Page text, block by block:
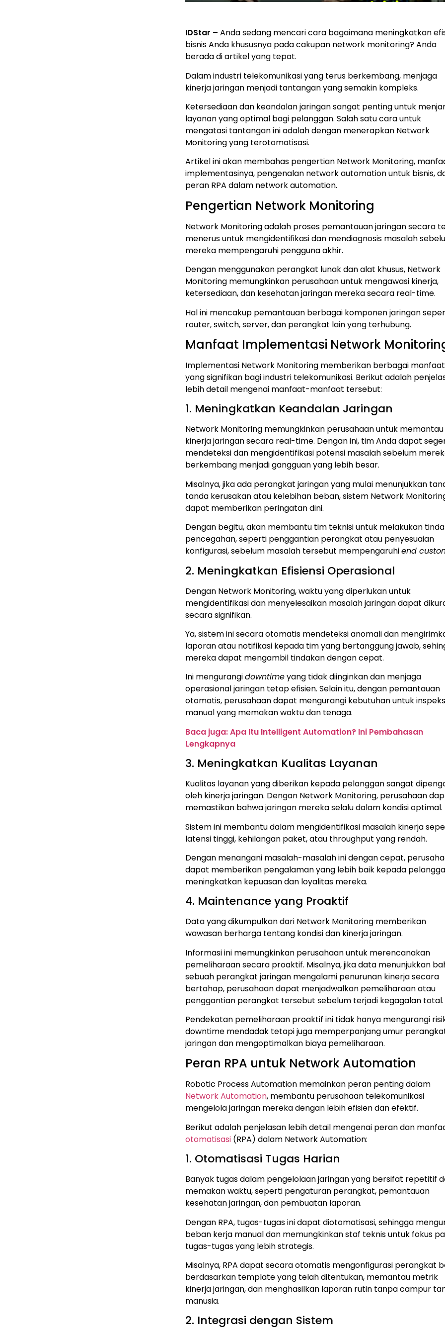
IDStar – Anda sedang mencari cara bagaimana meningkatkan
bisnis Anda khususnya pada cakupan network monitoring? Anda
berada di artikel yang tepat.
Dalam industri telekomunikasi yang terus berkembang, menjaga
kinerja jaringan menjadi tantangan yang semakin kompleks.
Ketersediaan dan keandalan jaringan sangat penting untuk
layanan yang optimal bagi pelanggan. Salah satu cara untuk
mengatasi tantangan ini adalah dengan menerapkan Network
Monitoring yang terotomatisasi.
Artikel ini akan membahas pengertian Network Monitoring,
implementasinya, pengenalan network automation untuk bisnis,
peran RPA dalam network automation.
Pengertian Network Monitoring
Network Monitoring adalah proses pemantauan jaringan secara
menerus untuk mengidentifikasi dan mendiagnosis masalah
mereka mempengaruhi pengguna akhir.
Dengan menggunakan perangkat lunak dan alat khusus, Network
Monitoring memungkinkan perusahaan untuk mengawasi kinerja,
ketersediaan, dan kesehatan jaringan mereka secara real-time.
Hal ini mencakup pemantauan berbagai komponen jaringan
router, switch, server, dan perangkat lain yang terhubung.
Manfaat Implementasi Network
Implementasi Network Monitoring memberikan berbagai manfaat
yang signifikan bagi industri telekomunikasi. Berikut adalah
lebih detail mengenai manfaat-manfaat tersebut:
1. Meningkatkan Keandalan Jaringan
Network Monitoring memungkinkan perusahaan untuk memantau
kinerja jaringan secara real-time. Dengan ini, tim Anda dapat
mendeteksi dan mengidentifikasi potensi masalah sebelum
berkembang menjadi gangguan yang lebih besar.
Misalnya, jika ada perangkat jaringan yang mulai menunjukkan
tanda kerusakan atau kelebihan beban, sistem Network
dapat memberikan peringatan dini.
Dengan begitu, akan membantu tim teknisi untuk melakukan
pencegahan, seperti penggantian perangkat atau penyesuaian
konfigurasi, sebelum masalah tersebut mempengaruhiend
2. Meningkatkan Efisiensi Operasional
Dengan Network Monitoring, waktu yang diperlukan untuk
mengidentifikasi dan menyelesaikan masalah jaringan dapat
secara signifikan.
Ya, sistem ini secara otomatis mendeteksi anomali dan
laporan atau notifikasi kepada tim yang bertanggung jawab,
mereka dapat mengambil tindakan dengan cepat.
Ini mengurangidowntimeyang tidak diinginkan dan menjaga
operasional jaringan tetap efisien. Selain itu, dengan pemantauan
otomatis, perusahaan dapat mengurangi kebutuhan untuk
manual yang memakan waktu dan tenaga.
Baca juga: Apa Itu Intelligent Automation? Ini Pembahasan
Lengkapnya
3. Meningkatkan Kualitas Layanan
Kualitas layanan yang diberikan kepada pelanggan sangat
oleh kinerja jaringan. Dengan Network Monitoring, perusahaan
memastikan bahwa jaringan mereka selalu dalam kondisi optimal.
Sistem ini membantu dalam mengidentifikasi masalah kinerja
latensi tinggi, kehilangan paket, atau throughput yang rendah.
Dengan menangani masalah-masalah ini dengan cepat,
dapat memberikan pengalaman yang lebih baik kepada
meningkatkan kepuasan dan loyalitas mereka.
4. Maintenance yang Proaktif
Data yang dikumpulkan dari Network Monitoring memberikan
wawasan berharga tentang kondisi dan kinerja jaringan.
Informasi ini memungkinkan perusahaan untuk merencanakan
pemeliharaan secara proaktif. Misalnya, jika data menunjukkan
sebuah perangkat jaringan mengalami penurunan kinerja secara
bertahap, perusahaan dapat menjadwalkan pemeliharaan atau
penggantian perangkat tersebut sebelum terjadi kegagalan total.
Pendekatan pemeliharaan proaktif ini tidak hanya mengurangi
downtime mendadak tetapi juga memperpanjang umur
jaringan dan mengoptimalkan biaya pemeliharaan.
Peran RPA untuk Network Automation
Robotic Process Automation memainkan peran penting dalam
Network Automation, membantu perusahaan telekomunikasi
mengelola jaringan mereka dengan lebih efisien dan efektif.
Berikut adalah penjelasan lebih detail mengenai peran dan
otomatisasi (RPA) dalam Network Automation:
1. Otomatisasi Tugas Harian
Banyak tugas dalam pengelolaan jaringan yang bersifat repetitif
memakan waktu, seperti pengaturan perangkat, pemantauan
kesehatan jaringan, dan pembuatan laporan.
Dengan RPA, tugas-tugas ini dapat diotomatisasi, sehingga
beban kerja manual dan memungkinkan staf teknis untuk fokus
tugas-tugas yang lebih strategis.
Misalnya, RPA dapat secara otomatis mengonfigurasi perangkat
berdasarkan template yang telah ditentukan, memantau metrik
kinerja jaringan, dan menghasilkan laporan rutin tanpa campur
manusia.
2. Integrasi dengan Sistem